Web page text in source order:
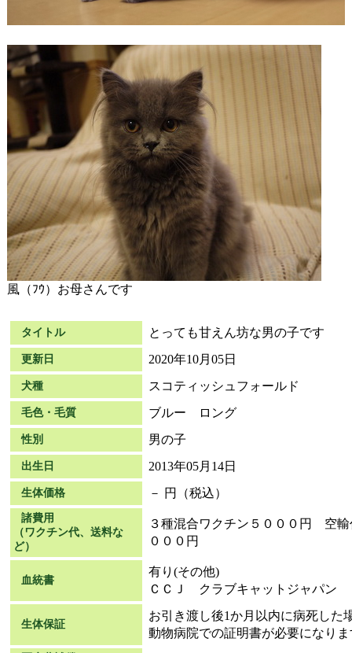
風（ﾌｳ）お母さんです
タイトル とっても甘えん坊な男の子です
更新日 2020年10月05日
犬種 スコティッシュフォールド
毛色・毛質 ブルー ロング
性別 男の子
出生日 2013年05月14日
生体価格 － 円（税込）
諸費用
（ワクチン代、送料な
ど）
３種混合ワクチン５０００円 空
０００円
血統書
有り(その他)
ＣＣＪ クラブキャットジャパン
生体保証
お引き渡し後1か月以内に病死した
動物病院での証明書が必要になり